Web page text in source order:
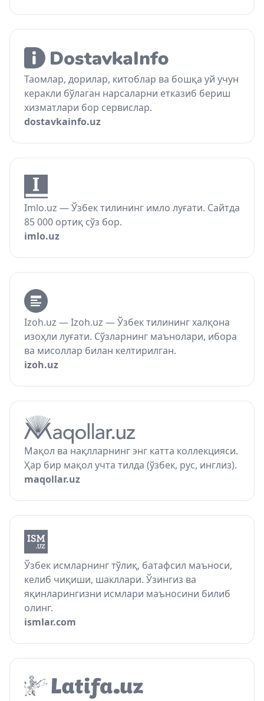
Таомлар, дорилар, китоблар ва бошқа уй учун
керакли бўлаган нарсаларни етказиб бериш
хизматлари бор сервислар.
dostavkainfo.uz
Imlo.uz — Ўзбек тилининг имло луғати. Сайтда
85 000 ортиқ сўз бор.
imlo.uz
Izoh.uz — Izoh.uz — Ўзбек тилининг халқона
изоҳли луғати. Сўзларнинг маънолари, ибора
ва мисоллар билан келтирилган.
izoh.uz
Мақол ва нақлларнинг энг катта коллекцияси.
Ҳар бир мақол учта тилда (ўзбек, рус, инглиз).
maqollar.uz
Ўзбек исмларнинг тўлиқ, батафсил маъноси,
келиб чиқиши, шакллари. Ўзингиз ва
яқинларингизни исмлари маъносини билиб
олинг.
ismlar.com